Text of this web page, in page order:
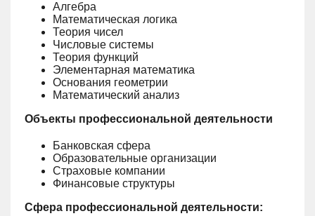
Алгебра
Математическая логика
Теория чисел
Числовые системы
Теория функций
Элементарная математика
Основания геометрии
Математический анализ
Объекты профессиональной деятельности
Банковская сфера
Образовательные организации
Страховые компании
Финансовые структуры
Сфера профессиональной деятельности: